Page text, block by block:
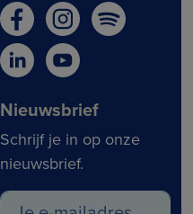
Nieuwsbrief
Schrijf je in op onze
nieuwsbrief.